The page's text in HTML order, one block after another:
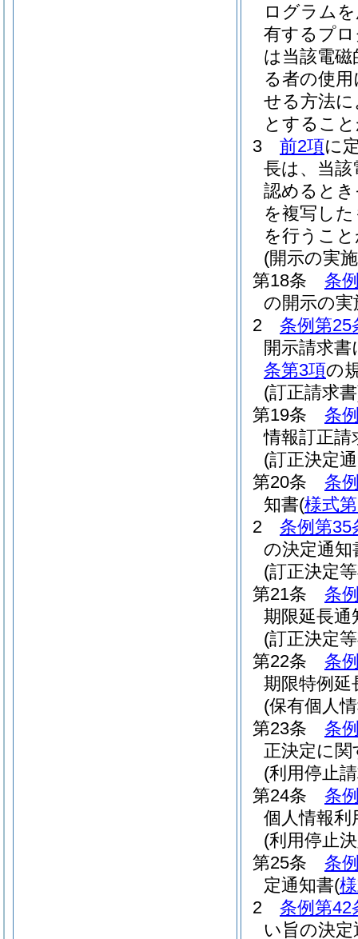
ログラム
有するプ
は当該電
る者の使
せる方法
とするこ
3
前2項に
長は、当
認めると
を複写し
を行うこ
(開示の実
第18条
条
の開示の実
2
条例第25
開示請求
条第3項の
(訂正請求
第19条
条
情報訂正請
(訂正決定
第20条
条
知書(様式
2
条例第35
の決定通知
(訂正決定
第21条
条
期限延長通
(訂正決定
第22条
条
期限特例延
(保有個人
第23条
条
正決定に
(利用停止
第24条
条
個人情報利
(利用停止
第25条
条
定通知書(
2
条例第42
い旨の決定